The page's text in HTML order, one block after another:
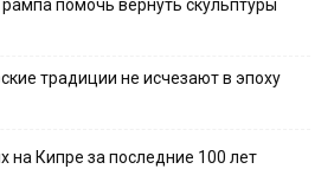
помочь вернуть скульптуры
традиции не исчезают в эпоху
на Кипре за последние 100 лет